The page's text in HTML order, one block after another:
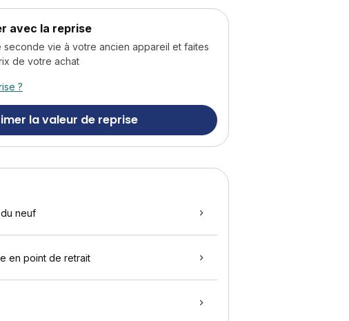
avec la reprise
seconde vie à votre ancien appareil et faites
de votre achat
?
la valeur de reprise
neuf
en point de retrait